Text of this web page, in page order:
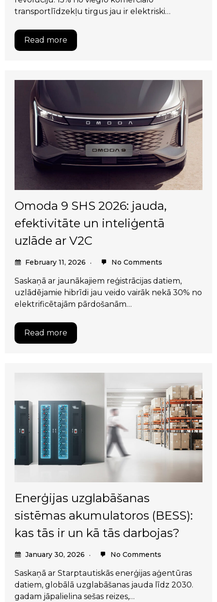
transportlīdzekļu tirgus jau ir elektriski…
Read more
Omoda 9 SHS 2026: jauda,
efektivitāte un inteliģentā
uzlāde ar V2C
February 11, 2026 No Comments
Saskaņā ar jaunākajiem reģistrācijas datiem,
uzlādējamie hibrīdi jau veido vairāk nekā 30% no
elektrificētajām pārdošanām…
Read more
Enerģijas uzglabāšanas
sistēmas akumulatoros (BESS):
kas tās ir un kā tās darbojas?
January 30, 2026 No Comments
Saskaņā ar Starptautiskās enerģijas aģentūras
datiem, globālā uzglabāšanas jauda līdz 2030.
gadam jāpalielina sešas reizes,…